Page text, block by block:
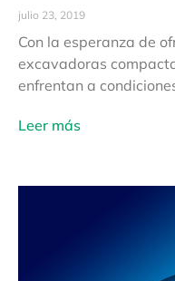
julio 23, 2019
Con la esperanza de
excavadoras
enfrentan a
Leer más